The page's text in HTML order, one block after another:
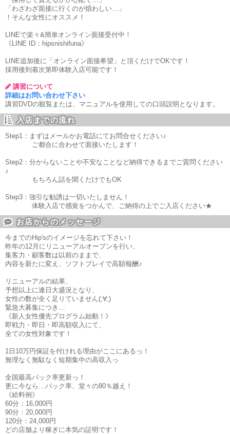
「わざわざ面接に行くのが煩わしい…」
！そんな女性にオススメ！
LINEで楽々&簡単オンライン面接受付中！
《LINE ID：hipsnishifuna》
LINE追加後に「オンライン面接希望」と頂くだけでOKです！
採用後到着次第即体験入店可能です！
講習について
詳細はお問い合わせ下さい
講習DVDの観覧または、マニュアルを使用しての口頭説明となります。
入店までの流れ
Step1：まずはメールかお電話にてお問合せください♪
ご都合に合わせて面接いたします！
Step2：分からないことや不安なことなど納得できるまでご質問ください
♪
もちろん話を聞くだけでもOK
Step3：強引な勧誘は一切いたしません！
体験入店で感覚をつかんで、ご納得の上でご入店ください★
お店からのメッセージ
今までのHip'sのイメージを忘れて下さい！
昨年の12月にリニューアルオープンを行い、
集客力・顧客数は以前のままで、
内容を新たに変え、ソフトプレイで高額報酬♪
リニューアルの結果、
予想以上に連日大盛況となり、
女性の数が全く足りていません(;∀;)
緊急大募集につき…
《新人女性優先プログラム始動！》
即戦力・即日・即高額収入にて、
全ての女性対象です！
1日10万円保証を付けれる理由がここにあるっ！
無理なく無駄なく短期集中の高収入っ
全国最高バック率更新っ！
更に今なら…バック率、堂々の80％越え！
《給料例》
60分：16,000円
90分：20,000円
120分：24,000円
どの店舗より稼ぎに本気の証明です！